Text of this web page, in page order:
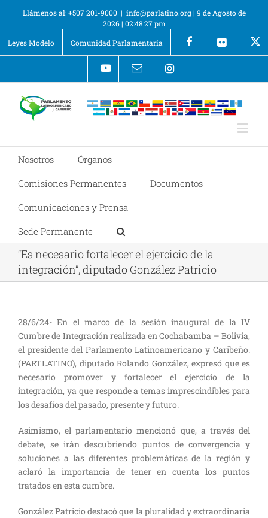
Llámenos al: +507 201-9000 | info@parlatino.org| 9 de Agosto de
2026 | 02:48:28 pm
Leyes Modelo
Comunidad Parlamentaria +
Nosotros
Órganos
Comisiones Permanentes
Documentos
Comunicaciones y Prensa
Sede Permanente
“Es necesario fortalecer el ejercicio de la
integración”, diputado González Patricio
28/6/24- En el marco de la sesión inaugural de la IV
Cumbre de Integración realizada en Cochabamba – Bolivia,
el presidente del Parlamento Latinoamericano y Caribeño.
(PARTLATINO), diputado Rolando González, expresó que es
necesario promover y fortalecer el ejercicio de la
integración, ya que responde a temas imprescindibles para
los desafíos del pasado, presente y futuro.
Asimismo, el parlamentario mencionó que, a través del
debate, se irán descubriendo puntos de convergencia y
soluciones a las diferentes problemáticas de la región y
aclaró la importancia de tener en cuenta los puntos
tratados en esta cumbre.
González Patricio destacó que la pluralidad y extraordinaria